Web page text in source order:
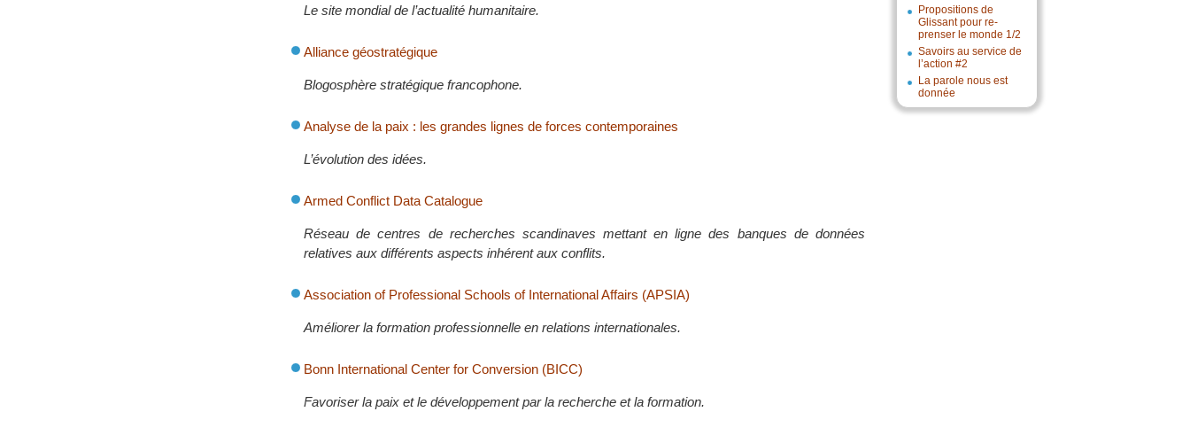
Propositions de
Glissant pour re-
prenser le monde 1/2
Savoirs au service de
l’action #2
La parole nous est
donnée
Le site mondial de l’actualité humanitaire.
Alliance géostratégique
Blogosphère stratégique francophone.
Analyse de la paix : les grandes lignes de forces contemporaines
L’évolution des idées.
Armed Conflict Data Catalogue
Réseau de centres de recherches scandinaves mettant en ligne des banques de données
relatives aux différents aspects inhérent aux conflits.
Association of Professional Schools of International Affairs (APSIA)
Améliorer la formation professionnelle en relations internationales.
Bonn International Center for Conversion (BICC)
Favoriser la paix et le développement par la recherche et la formation.